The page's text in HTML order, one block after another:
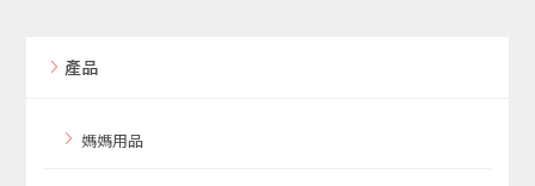
產品
媽媽用品